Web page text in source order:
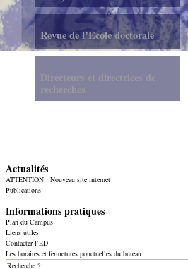
Revue de l’Ecole doctorale
Directeurs et directrices de
recherches
Actualités
ATTENTION : Nouveau site internet
Publications
Informations pratiques
Plan du Campus
Liens utiles
Contacter l’ED
Les horaires et fermetures ponctuelles du bureau